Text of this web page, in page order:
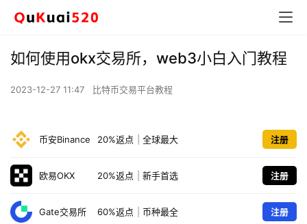
如何使用okx交易所，web3小白入门教程
2023-12-27 11:47 比特币交易平台教程
币安Binance 20%返点 全球最大 注册
欧易OKX 20%返点 新手首选 注册
Gate交易所 60%返点 币种最全 注册